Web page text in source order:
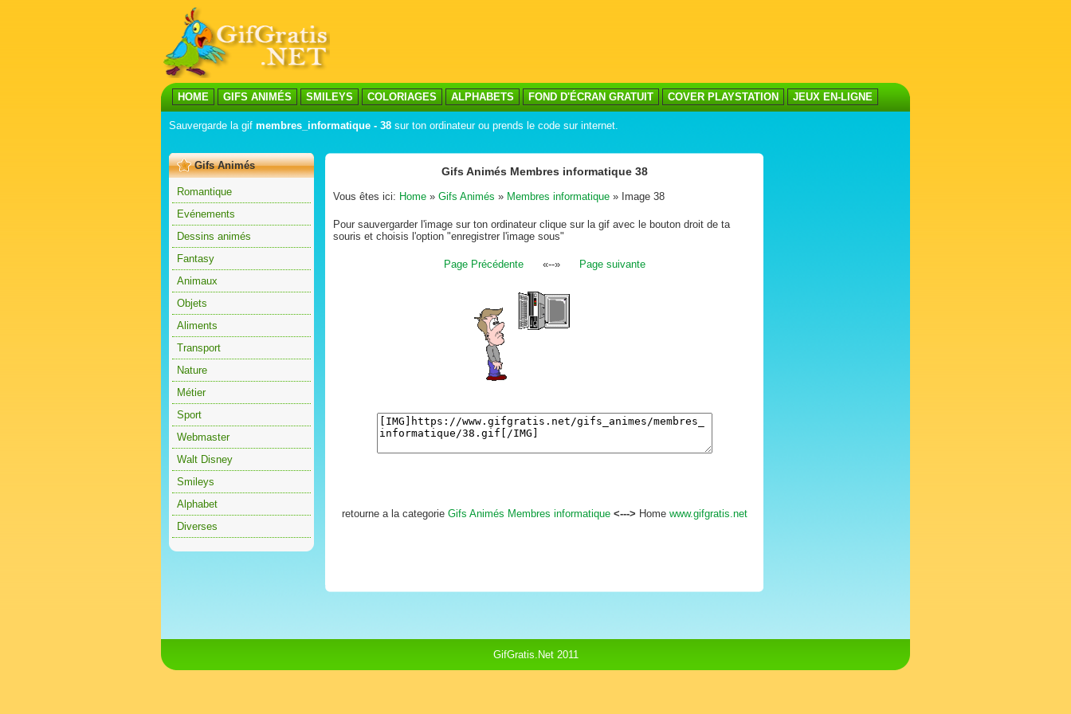
HOME GIFS ANIMÉS SMILEYS COLORIAGES ALPHABETS FOND D'ÉCRAN GRATUIT COVER PLAYSTATION JEUX EN-LIGNE
Sauvergarde la gif membres_informatique - 38 sur ton ordinateur ou prends le code sur internet.
Gifs Animés
Romantique
Evénements
Dessins animés
Fantasy
Animaux
Objets
Aliments
Transport
Nature
Métier
Sport
Webmaster
Walt Disney
Smileys
Alphabet
Diverses
Gifs Animés Membres informatique 38
Vous êtes ici: Home » Gifs Animés » Membres informatique » Image 38
Pour sauvergarder l'image sur ton ordinateur clique sur la gif avec le bouton droit de ta
souris et choisis l'option "enregistrer l'image sous"
Page Précédente«--» Page suivante
retourne a la categorie Gifs Animés Membres informatique <---> Home www.gifgratis.net
GifGratis.Net 2011